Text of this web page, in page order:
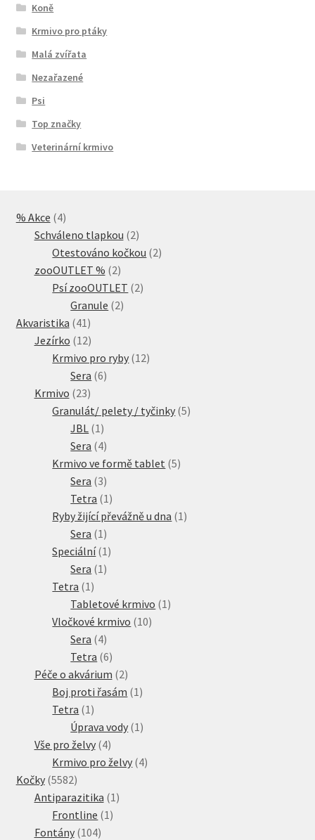
Koně
Krmivo pro ptáky
Malá zvířata
Nezařazené
Psi
Top značky
Veterinární krmivo
% Akce 44
produkty
Schváleno tlapkou 22
produkty
Otestováno kočkou 22
zooOUTLET % 22
produkty
Psí zooOUTLET 22
Granule 22
Akvaristika 41 41
produktů
Jezírko 1212
produktů
Krmivo pro ryby 1212
Sera 66
Krmivo 2323
produktů
Granulát/ pelety / tyčinky 55
JBL 1 1
produkt
Sera 44
produkty
Krmivo ve formě tablet 55
Sera 33
produkty
Tetra 1 1
produkt
Ryby žijící převážně u dna 1 1
Sera 1 1
produkt
Speciální 1 1
Sera 1 1
Tetra 1 1
produkt
Tabletové krmivo 1 1
Vločkové krmivo 1010
Sera 44
produkty
Tetra 66
produktů
Péče o akvárium 22
produkty
Boj proti řasám 1 1
Tetra 1 1
produkt
Úprava vody 1 1
Vše pro želvy 44
produkty
Krmivo pro želvy 44
Kočky 55825582
produktů
Antiparazitika 1 1
Frontline 1 1
Fontány 104104